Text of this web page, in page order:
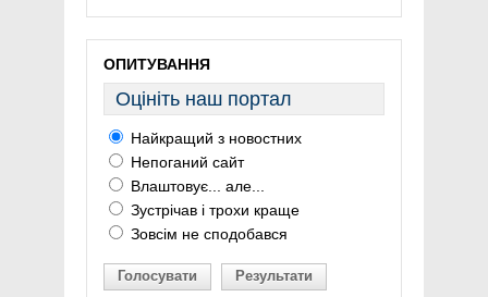
ОПИТУВАННЯ
Оцініть наш портал
Найкращий з новостних
Непоганий сайт
Влаштовує... але...
Зустрічав і трохи краще
Зовсім не сподобався
Голосувати Результати